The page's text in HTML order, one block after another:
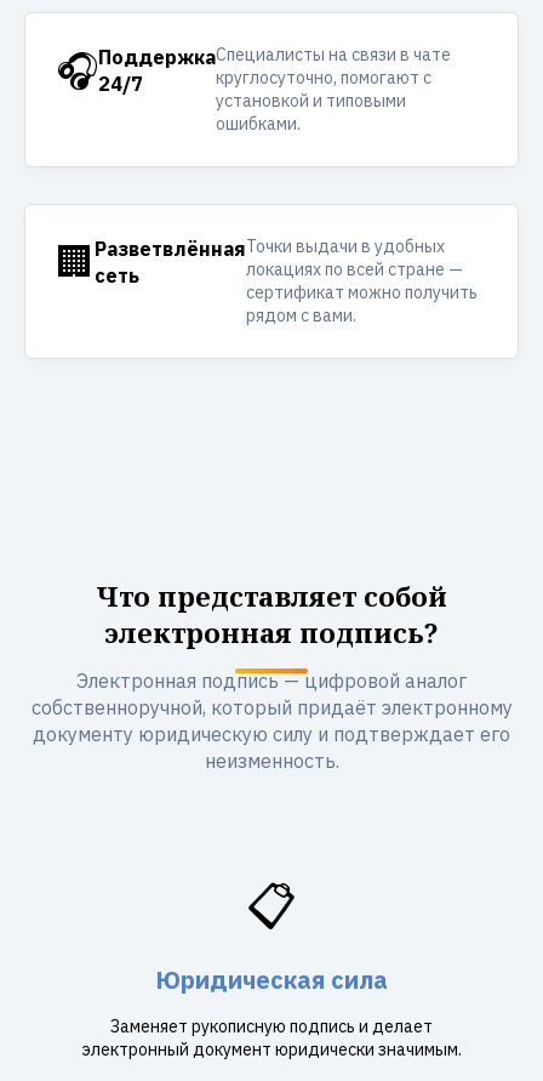
🎧Поддержка
24/7
Специалисты на связи в чате
круглосуточно, помогают с
установкой и типовыми
ошибками.
🏢 Разветвлённая
сеть
Точки выдачи в удобных
локациях по всей стране —
сертификат можно получить
рядом с вами.
Что представляет собой
электронная подпись?
Электронная подпись — цифровой аналог
собственноручной, который придаёт электронному
документу юридическую силу и подтверждает его
неизменность.
📋
Юридическая сила
Заменяет рукописную подпись и делает
электронный документ юридически значимым.